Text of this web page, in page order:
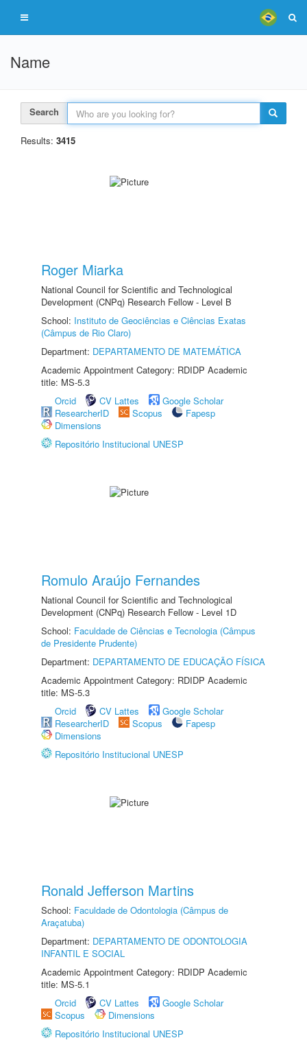
Name
Search
Results: 3415
Roger Miarka
National Council for Scientific and Technological
Development (CNPq) Research Fellow - Level B
School: Instituto de Geociências e Ciências Exatas
(Câmpus de Rio Claro)
Department: DEPARTAMENTO DE MATEMÁTICA
Academic Appointment Category: RDIDP Academic
title: MS-5.3
Orcid
CV Lattes
Google Scholar
ResearcherID
Scopus
Fapesp
Dimensions
Repositório Institucional UNESP
Romulo Araújo Fernandes
National Council for Scientific and Technological
Development (CNPq) Research Fellow - Level 1D
School: Faculdade de Ciências e Tecnologia (Câmpus
de Presidente Prudente)
Department: DEPARTAMENTO DE EDUCAÇÃO FÍSICA
Academic Appointment Category: RDIDP Academic
title: MS-5.3
Orcid
CV Lattes
Google Scholar
ResearcherID
Scopus
Fapesp
Dimensions
Repositório Institucional UNESP
Ronald Jefferson Martins
School: Faculdade de Odontologia (Câmpus de
Araçatuba)
Department: DEPARTAMENTO DE ODONTOLOGIA
INFANTIL E SOCIAL
Academic Appointment Category: RDIDP Academic
title: MS-5.1
Orcid
CV Lattes
Google Scholar
Scopus
Dimensions
Repositório Institucional UNESP